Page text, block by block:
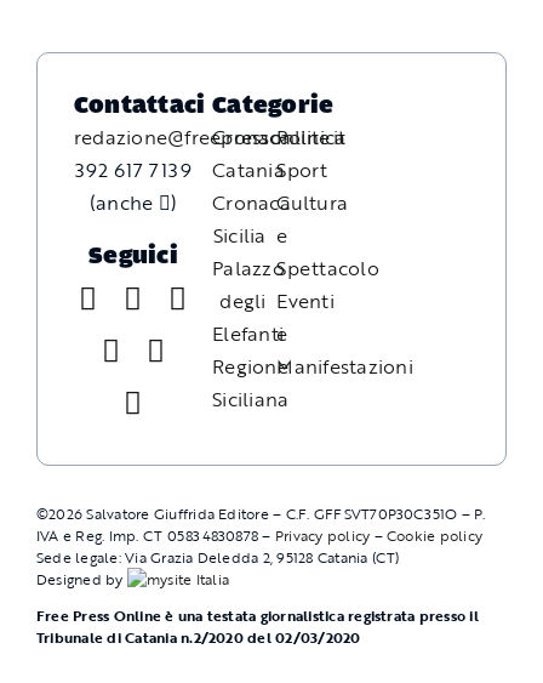
Contattaci
redazione@freepressonline.it
392 617 7139
(anche
)
Seguici
Categorie
Cronaca
Catania
Cronaca
Sicilia
Palazzo
degli
Elefanti
Regione
Siciliana
Politica
Sport
Cultura
e
Spettacolo
Eventi
e
Manifestazioni
©2026Salvatore Giuffrida Editore – C.F. GFFSVT70P30C351O – P.
IVA e Reg. Imp. CT 05834830878 – Privacy policy –Cookie policy
Sede legale: Via Grazia Deledda 2, 95128 Catania (CT)
Designed by
Free Press Online è una testata giornalistica registrata presso il
Tribunale di Catania n.2/2020 del 02/03/2020